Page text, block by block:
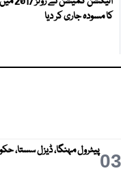
کا مسودہ جاری کر دیا
03پیٹرول مہنگا، ڈیزل سستا،